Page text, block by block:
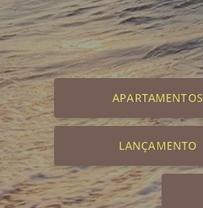
APARTAMENTOS
LANÇAMENTO